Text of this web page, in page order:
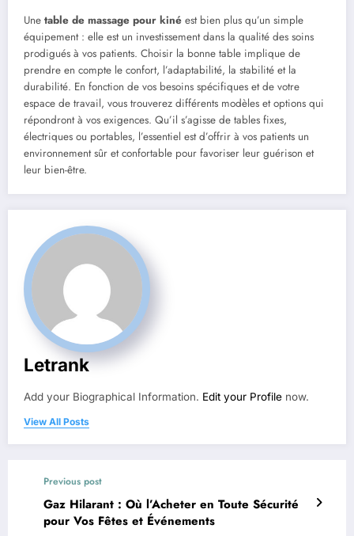
Une table de massage pour kiné est bien plus qu’un simple
équipement : elle est un investissement dans la qualité des soins
prodigués à vos patients. Choisir la bonne table implique de
prendre en compte le confort, l’adaptabilité, la stabilité et la
durabilité. En fonction de vos besoins spécifiques et de votre
espace de travail, vous trouverez différents modèles et options qui
répondront à vos exigences. Qu’il s’agisse de tables fixes,
électriques ou portables, l’essentiel est d’offrir à vos patients un
environnement sûr et confortable pour favoriser leur guérison et
leur bien-être.
Letrank
Add your Biographical Information. Edit your Profile now.
View All Posts
Previous post
Gaz Hilarant : Où l’Acheter en Toute Sécurité
pour Vos Fêtes et Événements